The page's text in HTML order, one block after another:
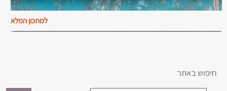
למתכון המלא
חיפוש באתר